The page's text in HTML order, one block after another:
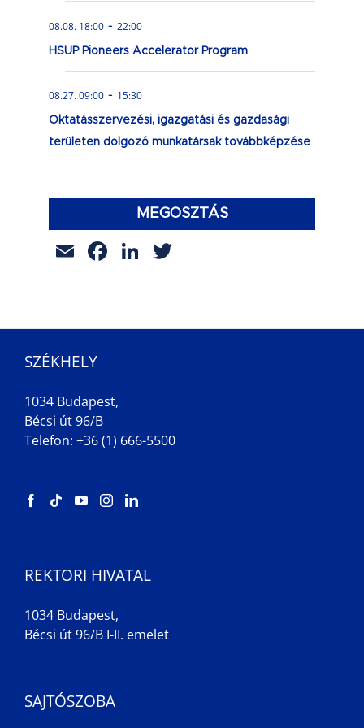
08.08. 18:00 - 22:00
HSUP Pioneers Accelerator Program
08.27. 09:00 - 15:30
Oktatásszervezési, igazgatási és gazdasági
területen dolgozó munkatársak továbbképzése
MEGOSZTÁS
EmailFacebook
LinkedIn
SZÉKHELY
1034 Budapest,
Bécsi út 96/B
Telefon: +36 (1) 666-5500
REKTORI HIVATAL
1034 Budapest,
Bécsi út 96/B I-II. emelet
SAJTÓSZOBA